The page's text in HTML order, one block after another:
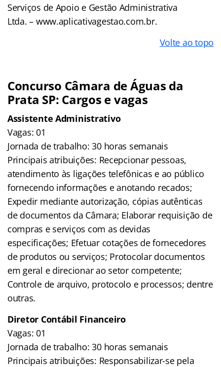
Serviços de Apoio e Gestão Administrativa
Ltda. – www.aplicativagestao.com.br.
Volte ao topo
Concurso Câmara de Águas da
Prata SP: Cargos e vagas
Assistente Administrativo
Vagas: 01
Jornada de trabalho: 30 horas semanais
Principais atribuições: Recepcionar pessoas,
atendimento às ligações telefônicas e ao público
fornecendo informações e anotando recados;
Expedir mediante autorização, cópias autênticas
de documentos da Câmara; Elaborar requisição de
compras e serviços com as devidas
especificações; Efetuar cotações de fornecedores
de produtos ou serviços; Protocolar documentos
em geral e direcionar ao setor competente;
Controle de arquivo, protocolo e processos; dentre
outras.
Diretor Contábil Financeiro
Vagas: 01
Jornada de trabalho: 30 horas semanais
Principais atribuições: Responsabilizar-se pela